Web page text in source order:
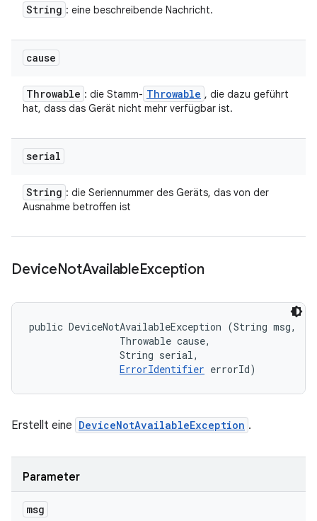
String : eine beschreibende Nachricht.
cause
Throwable : die Stamm- Throwable , die dazu geführt
hat, dass das Gerät nicht mehr verfügbar ist.
serial
String : die Seriennummer des Geräts, das von der
Ausnahme betroffen ist
DeviceNotAvailableException
public DeviceNotAvailableException (String msg,
                Throwable cause,
                String serial,
ErrorIdentifier errorId)
Erstellt eine DeviceNotAvailableException .
Parameter
msg